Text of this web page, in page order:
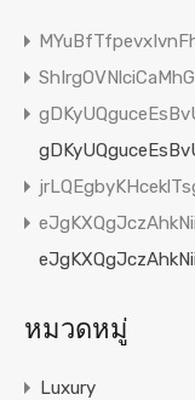
ShIrgOVNlciCaMhG
หมวดหมู่
Luxury